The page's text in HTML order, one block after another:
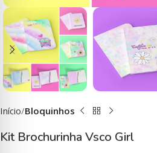
Início Bloquinhos
Kit Brochurinha Vsco Girl